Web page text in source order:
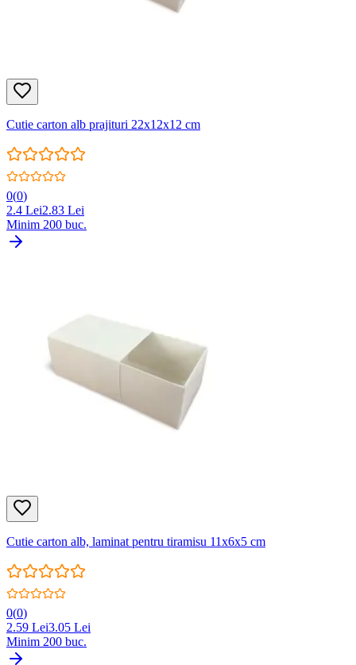
Cutie carton alb prajituri 22x12x12 cm
0(0)
2.4 Lei2.83 Lei
Minim 200 buc.
Cutie carton alb, laminat pentru tiramisu 11x6x5 cm
0(0)
2.59 Lei3.05 Lei
Minim 200 buc.